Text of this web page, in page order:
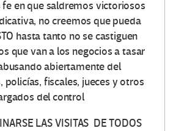
en que saldremos victoriosos
no creemos que pueda
hasta tanto no se castiguen
que van a los negocios a tasar
abiertamente del
policías, fiscales, jueces y otros
del control
LAS VISITAS DE TODOS